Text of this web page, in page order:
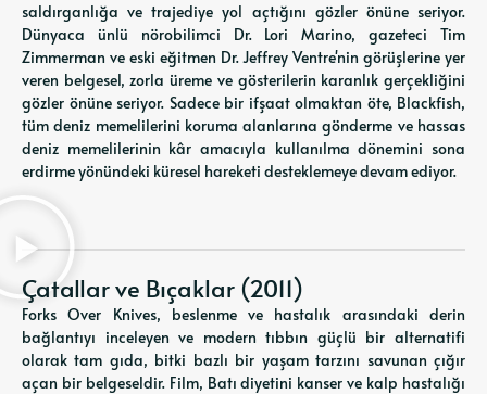
saldırganlığa ve trajediye yol açtığını gözler önüne seriyor.
Dünyaca ünlü nörobilimci Dr. Lori Marino, gazeteci Tim
Zimmerman ve eski eğitmen Dr. Jeffrey Ventre'nin görüşlerine yer
veren belgesel, zorla üreme ve gösterilerin karanlık gerçekliğini
gözler önüne seriyor. Sadece bir ifşaat olmaktan öte, Blackfish,
tüm deniz memelilerini koruma alanlarına gönderme ve hassas
deniz memelilerinin kâr amacıyla kullanılma dönemini sona
erdirme yönündeki küresel hareketi desteklemeye devam ediyor.
Çatallar ve Bıçaklar (2011)
Forks Over Knives, beslenme ve hastalık arasındaki derin
bağlantıyı inceleyen ve modern tıbbın güçlü bir alternatifi
olarak tam gıda, bitki bazlı bir yaşam tarzını savunan çığır
açan bir belgeseldir. Film, Batı diyetini kanser ve kalp hastalığı